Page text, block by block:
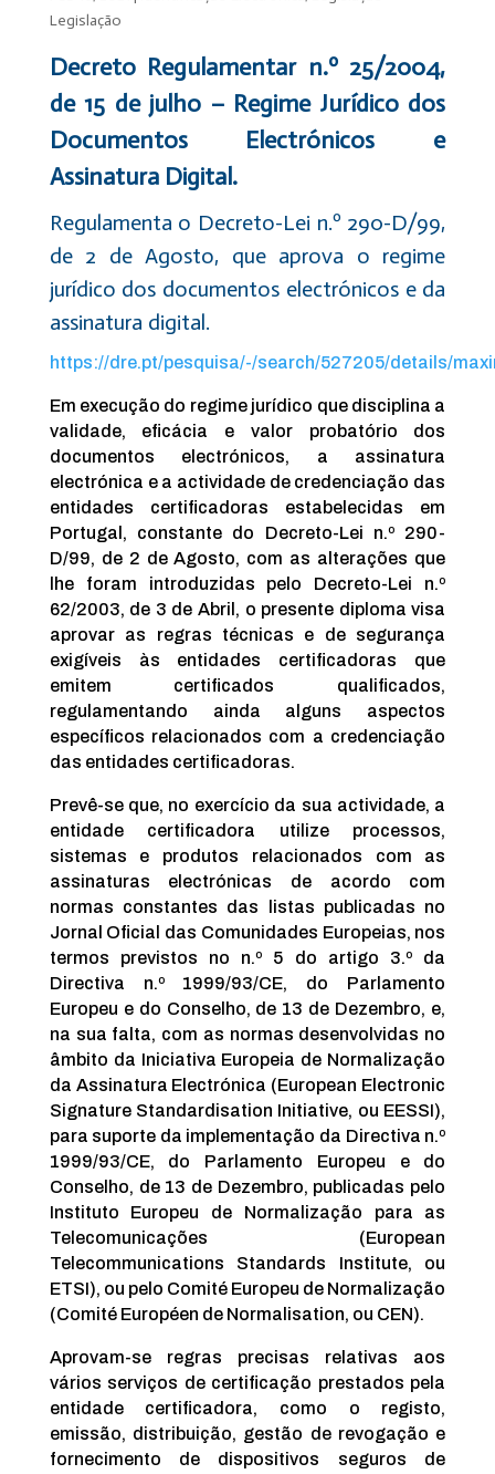
Legislação
Decreto Regulamentar n.º 25/2004,
de 15 de julho – Regime Jurídico dos
Documentos Electrónicos e
Assinatura Digital.
Regulamenta o Decreto-Lei n.º 290-D/99,
de 2 de Agosto, que aprova o regime
jurídico dos documentos electrónicos e da
assinatura digital.
https://dre.pt/pesquisa/-/search/527205/details/
Em execução do regime jurídico que disciplina a
validade, eficácia e valor probatório dos
documentos electrónicos, a assinatura
electrónica e a actividade de credenciação das
entidades certificadoras estabelecidas em
Portugal, constante do Decreto-Lei n.º 290-
D/99, de 2 de Agosto, com as alterações que
lhe foram introduzidas pelo Decreto-Lei n.º
62/2003, de 3 de Abril, o presente diploma visa
aprovar as regras técnicas e de segurança
exigíveis às entidades certificadoras que
emitem certificados qualificados,
regulamentando ainda alguns aspectos
específicos relacionados com a credenciação
das entidades certificadoras.
Prevê-se que, no exercício da sua actividade, a
entidade certificadora utilize processos,
sistemas e produtos relacionados com as
assinaturas electrónicas de acordo com
normas constantes das listas publicadas no
Jornal Oficial das Comunidades Europeias, nos
termos previstos no n.º 5 do artigo 3.º da
Directiva n.º 1999/93/CE, do Parlamento
Europeu e do Conselho, de 13 de Dezembro, e,
na sua falta, com as normas desenvolvidas no
âmbito da Iniciativa Europeia de Normalização
da Assinatura Electrónica (European Electronic
Signature Standardisation Initiative, ou EESSI),
para suporte da implementação da Directiva n.º
1999/93/CE, do Parlamento Europeu e do
Conselho, de 13 de Dezembro, publicadas pelo
Instituto Europeu de Normalização para as
Telecomunicações (European
Telecommunications Standards Institute, ou
ETSI), ou pelo Comité Europeu de Normalização
(Comité Européen de Normalisation, ou CEN).
Aprovam-se regras precisas relativas aos
vários serviços de certificação prestados pela
entidade certificadora, como o registo,
emissão, distribuição, gestão de revogação e
fornecimento de dispositivos seguros de